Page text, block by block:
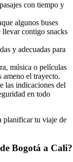
con tiempo y
algunos buses
llevar contigo snacks
y adecuadas para
música o películas
ameno el trayecto.
las indicaciones del
en todo
planificar tu viaje de
Bogotá a Cali?